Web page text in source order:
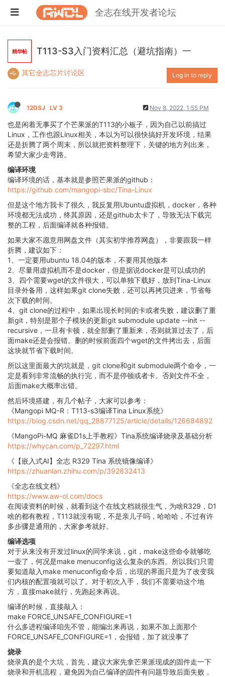
全志在线开发者论坛
精华帖 T113-S3入门资料汇总（避坑指南）一
其它全志芯片讨论区 Log in to reply
12DSJ LV 3 Nov 8, 2022, 1:55 PM
也是闲着无事买了个芒果派的T113的小板子，因为自己以前搞过
Linux，工作也跟Linux相关，本以为可以很快搞好开发环境，结果
还是折腾了两个周末，所以就把资料整理下，关键的地方列出来，
希望大家少走弯路。
编译环境
编译环境的话，基本就是参照芒果派的github：
https://github.com/mangopi-sbc/Tina-Linux
但是这个地方我卡了很久，我反复用Ubuntu虚拟机，docker，各种
环境都无法成功，终其原因，还是github太卡了，导致无法下载完
整的工程，后面编译就各种报错。
如果大家不愿意用网盘文件（其实初学推荐网盘），非要跟我一样
折腾，建议如下：
1、一定要用ubuntu 18.04的版本，不要用其他版本
2、尽量用虚拟机而不是docker，但是据说docker是可以成功的
3、四个需要wget的文件很大，可以单独下载好，放到Tina-Linux
目录外备用，这样如果git clone失败，还可以再拷贝进来，节省每
次下载的时间。
4、git clone的过程中，如果出现长时间的卡或者失败，建议删了重
新git，特别是那个子模块的更新git submodule update --init --
recursive，一旦有卡顿，就全部删了重新来，否则就算过去了，后
面make还是会报错。删的时候前面四个wget的文件拷出去，后面
这块就节省下载时间。
所以这里面最大的坑就是，git clone和git submodule两个命令，一
定是看到非常流畅的执行完，而不是停顿或者卡。否则文件不全，
后面make大概率出错。
然后环境搭建，有几个帖子，大家可以参考：
《Mangopi MQ-R：T113-s3编译Tina Linux系统》
https://blog.csdn.net/qq_28877125/article/details/126684892
《MangoPi-MQ 麻雀D1s上手教程》Tina系统编译烧录及基础分析
https://whycan.com/p_72297.html
《【嵌入式AI】全志 R329 Tina 系统镜像编译》
https://zhuanlan.zhihu.com/p/392832413
《全志在线文档》
https://www.aw-ol.com/docs
在阅读资料的时候，就看到这个在线文档就很生气，为啥R329，D1
啥的都有教程，T113就没有呢，不是亲儿子吗，哈哈哈，不过有许
多步骤是通用的，大家参考就好。
编译选项
对于从来没有开发过linux的同学来说，git，make这些命令就够吃
一壶了，何况是make menuconfig这么复杂的东西。所以我们只需
要知道敲入make menuconfig命令后，出现的界面只是为了改变我
们内核的配置项就可以了。对于初次入手，我们不需要动这个地
方，直接make就行，先跑起来再说。
编译的时候，直接敲入：
make FORCE_UNSAFE_CONFIGURE=1
什么多进程编译咱先不管，能编出来再说，如果不加上面那个
FORCE_UNSAFE_CONFIGURE=1，会报错，加了就没事了
烧录
烧录真的是个大坑，首先，建议大家先拿芒果派现成的固件走一下
烧录和开机流程，避免因为自己编译的固件有问题导致后面失败，